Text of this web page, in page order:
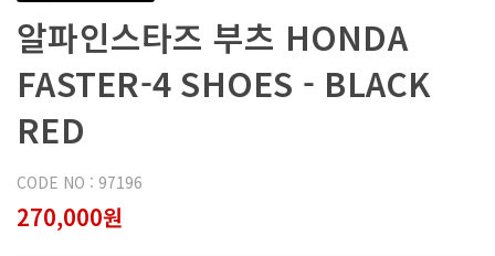
알파인스타즈 부츠 HONDA
FASTER-4 SHOES - BLACK
RED
CODE NO : 97196
270,000원